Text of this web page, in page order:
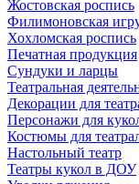
Жостовская роспись
Филимоновская
Хохломская роспись
Печатная продукция
Сундуки и ларцы
Театральная
Декорации для
Персонажи для
Костюмы для
Настольный театр
Театры кукол в ДОУ